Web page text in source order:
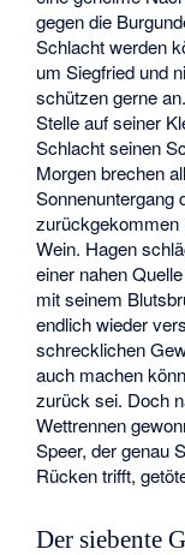
gegen die
Schlacht werden
um Siegfried und
schützen gerne
Stelle auf seiner
Schlacht seinen
Morgen brechen
Sonnenuntergang
zurückgekommen
Wein. Hagen
einer nahen
mit seinem
endlich wieder
schrecklichen
auch machen
zurück sei. Doch
Wettrennen
Speer, der genau
Rücken trifft,
Der siebente